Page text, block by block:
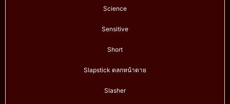
Science
Sensitive
Short
Slapstick ตลกหน้าตาย
Slasher